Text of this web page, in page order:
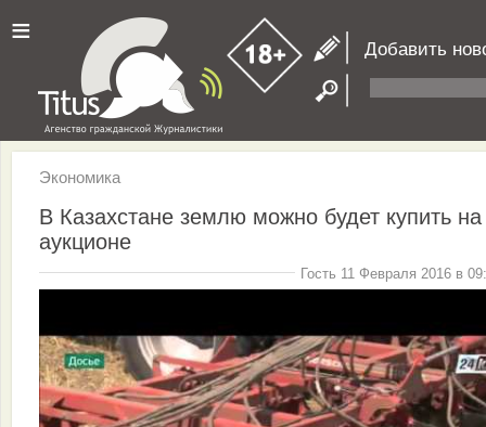
≡ Добавить
Экономика
В Казахстане землю можно будет купить на
аукционе
Гость 11 Февраля 2016 в